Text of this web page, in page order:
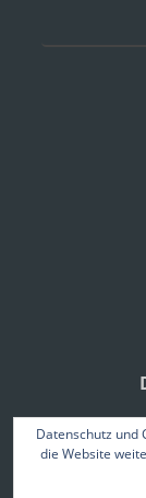
Datenschutz und
die Website